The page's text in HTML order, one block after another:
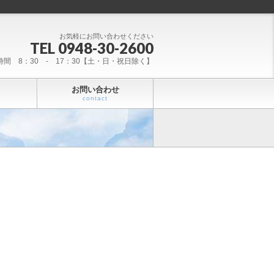
お気軽にお問い合わせください
TEL 0948-30-2600
間 8：30 - 17：30【土・日・祝日除く】
お問い合わせ
contact